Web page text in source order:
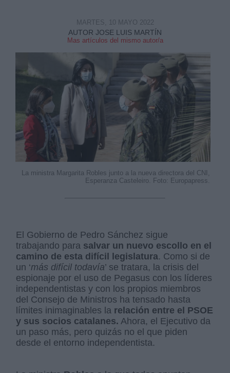
AUTOR JOSE LUIS MARTÍN
Mas artículos del mismo autor/a
MARTES, 10 MAYO 2022
La ministra Margarita Robles junto a la nueva directora del CNI,
Esperanza Casteleiro. Foto: Europapress.
El Gobierno de Pedro Sánchez sigue
trabajando para salvar un nuevo escollo en el
camino de esta difícil legislatura. Como si de
un ‘más difícil todavía’ se tratara, la crisis del
espionaje por el uso de Pegasus con los líderes
independentistas y con los propios miembros
del Consejo de Ministros ha tensado hasta
límites inimaginables la relación entre el PSOE
y sus socios catalanes. Ahora, el Ejecutivo da
un paso más, pero quizás no el que piden
desde el entorno independentista.
Información adicional